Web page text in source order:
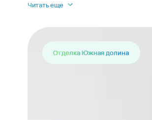
Читать еще
Отделка Южная долина